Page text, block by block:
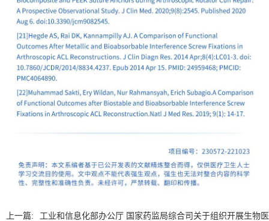
上一篇:
工业和信息化部办公厅 国家药监局综合司关于组织开展生物医